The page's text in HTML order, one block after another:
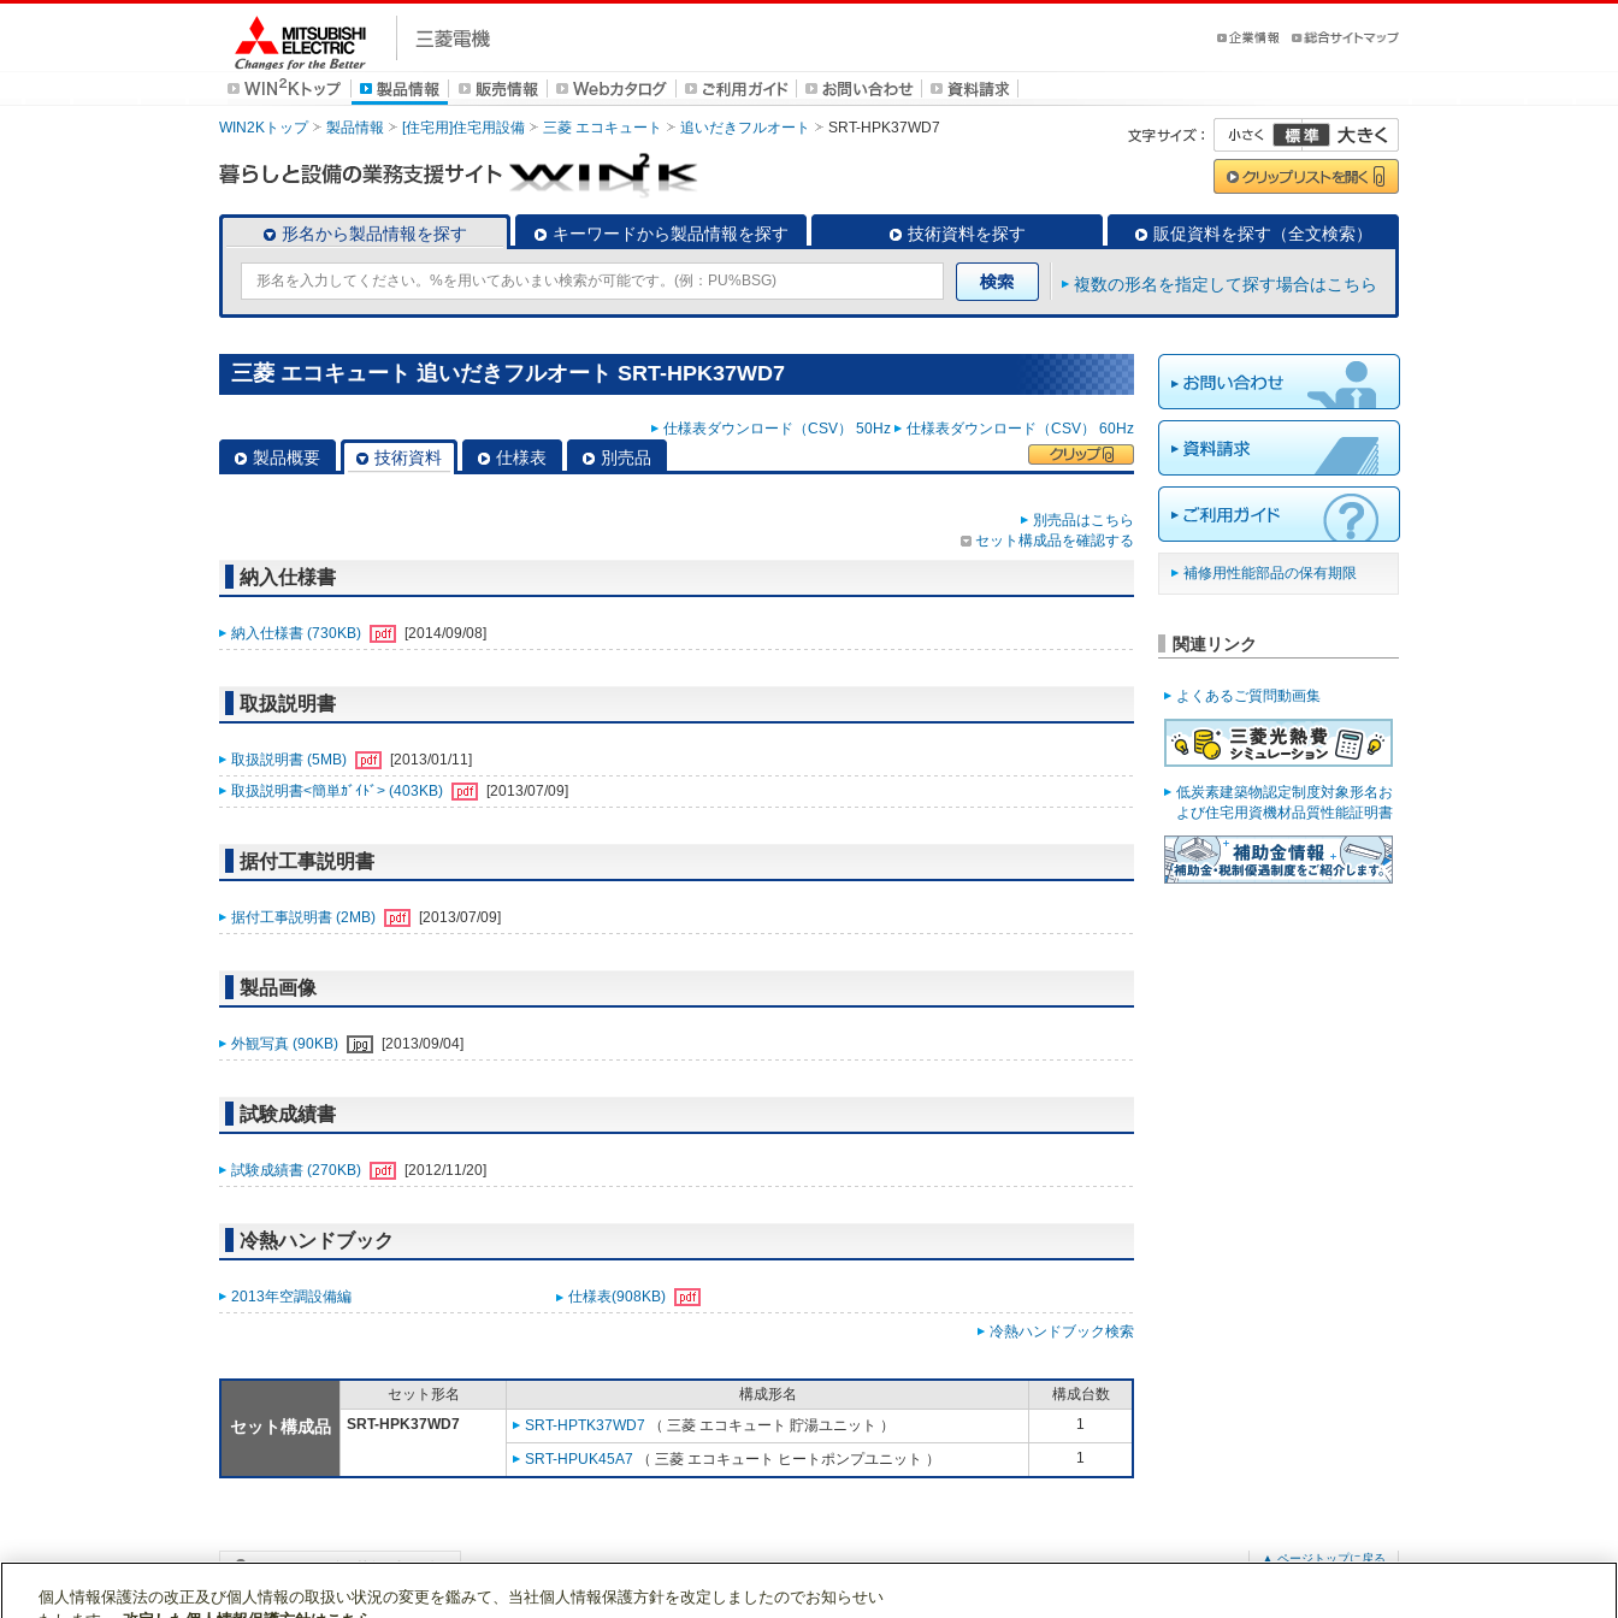
WIN2Kトップ 製品情報 [住宅用]住宅用設備 三菱 エコキュート 追いだきフルオート SRT-HPK37WD7
形名から製品情報を探す キーワードから製品情報を探す 技術資料を探す 販促資料を探す（全文検索）
複数の形名を指定して探す場合はこちら
三菱 エコキュート 追いだきフルオート SRT-HPK37WD7
仕様表ダウンロード（CSV） 50Hz 仕様表ダウンロード（CSV） 60Hz
製品概要 技術資料 仕様表 別売品
別売品はこちら
セット構成品を確認する
納入仕様書
納入仕様書 (730KB) [2014/09/08]
取扱説明書
取扱説明書 (5MB)
[2013/01/11]
取扱説明書<簡単ｶﾞｲﾄﾞ> (403KB)
[2013/07/09]
据付工事説明書
据付工事説明書 (2MB) [2013/07/09]
製品画像
外観写真 (90KB) [2013/09/04]
試験成績書
試験成績書 (270KB) [2012/11/20]
冷熱ハンドブック
2013年空調設備編 仕様表(908KB)
冷熱ハンドブック検索
セット構成品
セット形名 構成形名
構成台数
SRT-HPK37WD7
SRT-HPTK37WD7 （ 三菱 エコキュート 貯湯ユニット ） 1
SRT-HPUK45A7 （ 三菱 エコキュート ヒートポンプユニット ） 1
補修用性能部品の保有期限
関連リンク
よくあるご質問動画集
低炭素建築物認定制度対象形名お
よび住宅用資機材品質性能証明書
▲ ページトップに戻る
個人情報保護法の改正及び個人情報の取扱い状況の変更を鑑みて、当社個人情報保護方針を改定しましたのでお知らせい